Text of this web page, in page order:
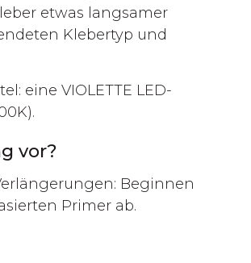
etwas langsamer
Klebertyp und
eine VIOLETTE LED-
vor?
Beginnen
Primer ab.